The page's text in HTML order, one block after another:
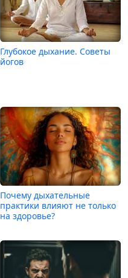
Глубокое дыхание. Советы
йогов
Почему дыхательные
практики влияют не только
на здоровье?